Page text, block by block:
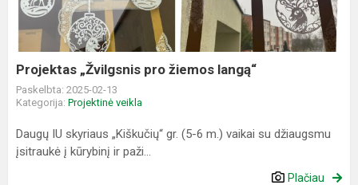
langą“
Projektas „Žvilgsnis pro žiemos langą“
Paskelbta: 2025-02-13
Kategorija: Projektinė veikla
Daugų IU skyriaus „Kiškučių“ gr. (5-6 m.) vaikai su džiaugsmu
įsitraukė į kūrybinį ir paži...
Plačiau